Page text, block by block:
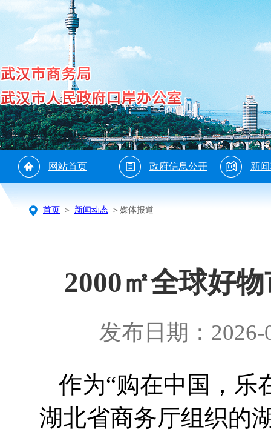
网站首页 政府信息公开 新
首页 ＞ 新闻动态 ＞媒体报道
2000㎡全球好
发布日期：
作为“购在中国，乐
湖北省商务厅组织的